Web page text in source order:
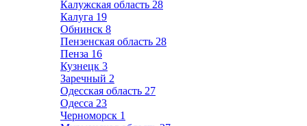
Калужская область 28
Калуга 19
Обнинск 8
Пензенская область 28
Пенза 16
Кузнецк 3
Заречный 2
Одесская область 27
Одесса 23
Черноморск 1